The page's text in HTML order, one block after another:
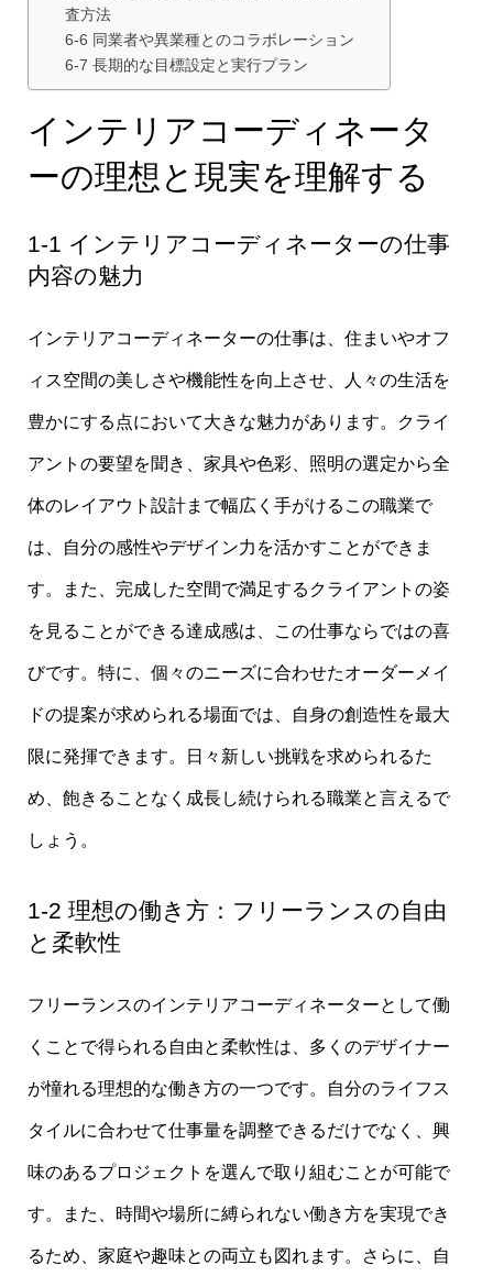
査方法
6-6 同業者や異業種とのコラボレーション
6-7 長期的な目標設定と実行プラン
インテリアコーディネータ
ーの理想と現実を理解する
1-1 インテリアコーディネーターの仕事
内容の魅力
インテリアコーディネーターの仕事は、住まいやオフ
ィス空間の美しさや機能性を向上させ、人々の生活を
豊かにする点において大きな魅力があります。クライ
アントの要望を聞き、家具や色彩、照明の選定から全
体のレイアウト設計まで幅広く手がけるこの職業で
は、自分の感性やデザイン力を活かすことができま
す。また、完成した空間で満足するクライアントの姿
を見ることができる達成感は、この仕事ならではの喜
びです。特に、個々のニーズに合わせたオーダーメイ
ドの提案が求められる場面では、自身の創造性を最大
限に発揮できます。日々新しい挑戦を求められるた
め、飽きることなく成長し続けられる職業と言えるで
しょう。
1-2 理想の働き方：フリーランスの自由
と柔軟性
フリーランスのインテリアコーディネーターとして働
くことで得られる自由と柔軟性は、多くのデザイナー
が憧れる理想的な働き方の一つです。自分のライフス
タイルに合わせて仕事量を調整できるだけでなく、興
味のあるプロジェクトを選んで取り組むことが可能で
す。また、時間や場所に縛られない働き方を実現でき
るため、家庭や趣味との両立も図れます。さらに、自